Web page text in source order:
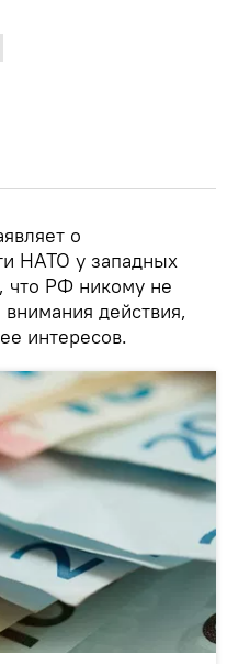
о
НАТО у западных
что РФ никому не
действия,
интересов.